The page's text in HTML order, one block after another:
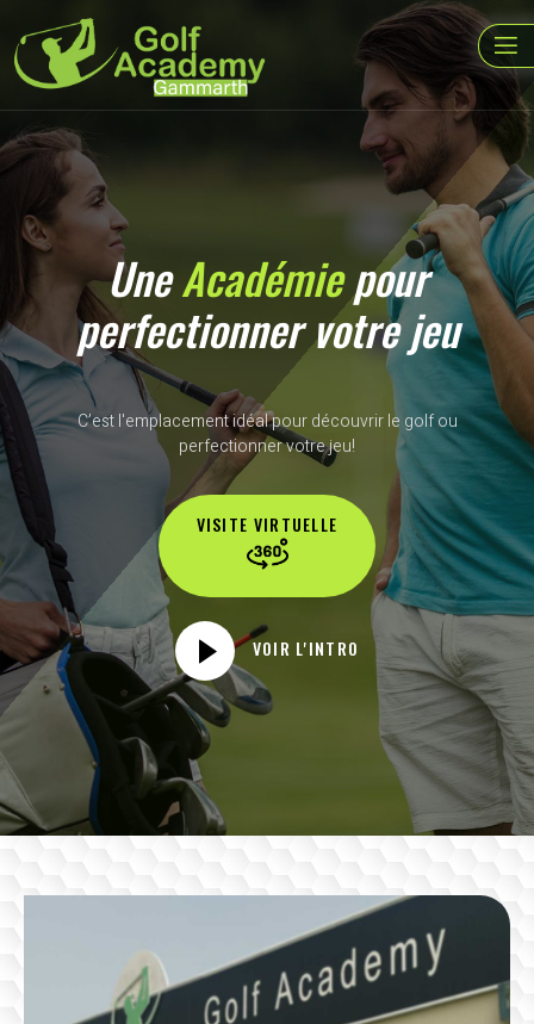
UneAcadémiepour
perfectionner votre jeu
C’est l'emplacement idéal pour découvrir le golf ou
perfectionner votre jeu!
VISITE VIRTUELLE
VOIR L'INTRO